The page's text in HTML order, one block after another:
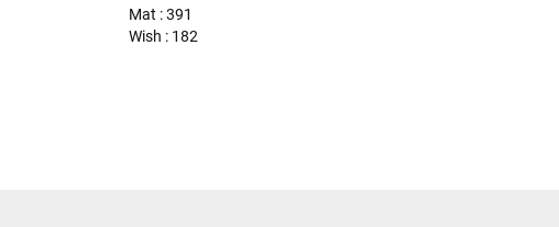
Mat : 391
Wish : 182